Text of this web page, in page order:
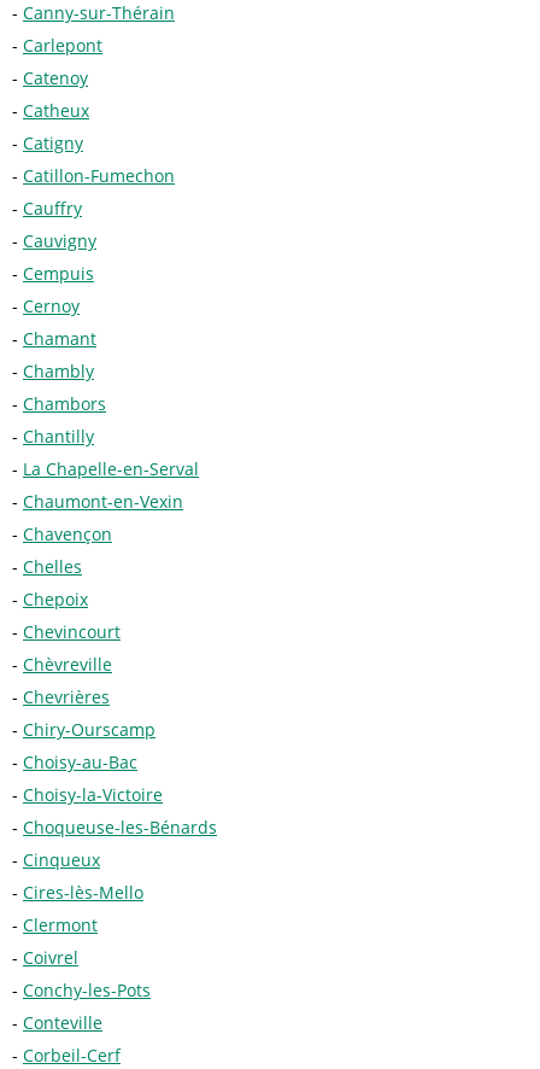
Canny-sur-Thérain
Carlepont
Catenoy
Catheux
Catigny
Catillon-Fumechon
Cauffry
Cauvigny
Cempuis
Cernoy
Chamant
Chambly
Chambors
Chantilly
La Chapelle-en-Serval
Chaumont-en-Vexin
Chavençon
Chelles
Chepoix
Chevincourt
Chèvreville
Chevrières
Chiry-Ourscamp
Choisy-au-Bac
Choisy-la-Victoire
Choqueuse-les-Bénards
Cinqueux
Cires-lès-Mello
Clermont
Coivrel
Conchy-les-Pots
Conteville
Corbeil-Cerf